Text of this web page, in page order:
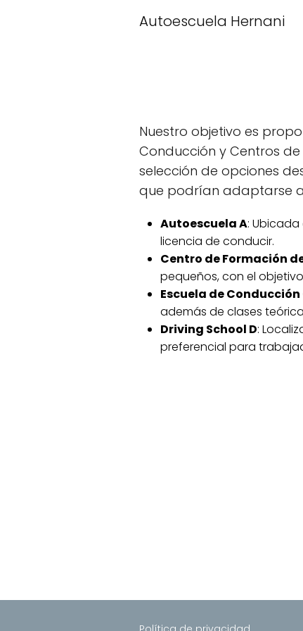
Autoescuela Hernani
Nuestro objetivo es
Conducción y Centros
selección de opciones
que podrían adaptarse
Autoescuela A:
licencia de conducir.
Centro de Formación
pequeños, con el
Escuela de Conducción
además de clases
Driving School D:
preferencial para